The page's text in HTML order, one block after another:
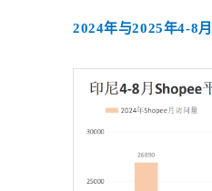
2024年与2025年4-8月